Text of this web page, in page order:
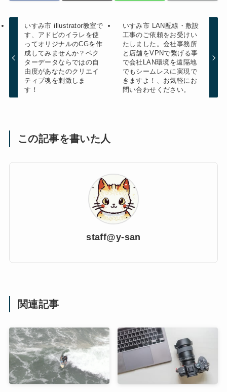
いすみ市 illustrator教室で
す、アドビのイラレを使
ってオリジナルのCGを作
成してみませんか？ベク
ターデータならではの自
由度があなたのクリエイ
ティブ魂を刺激しま
す！
いすみ市 LAN配線・敷設
工事のご依頼をお受けい
たしました。会社事務所
と店舗をVPNで繋げる事
で会社LAN環境を遠隔地
でもシームレスに実現で
きますよ！、お気軽にお
問い合わせください。
この記事を書いた人
staff@y-san
関連記事